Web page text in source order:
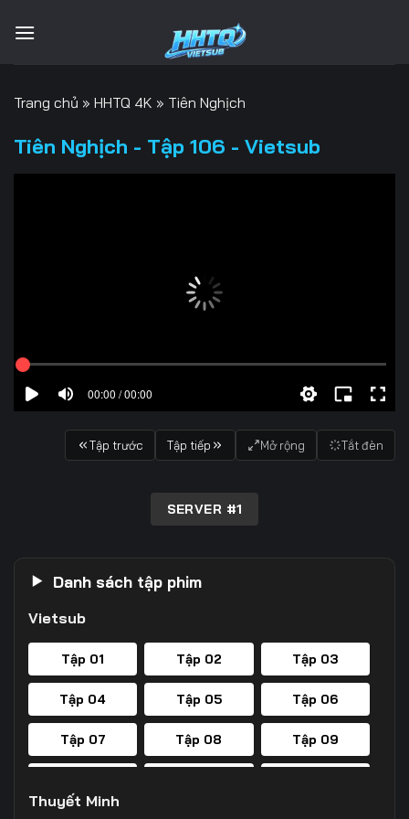
qua
Trang chủ » HHTQ 4K » Tiên Nghịch
Tiên Nghịch - Tập 106 - Vietsub
00:00 / 00:00
Tập trước Tập tiếp Mở rộng Tắt đèn
SERVER #1
Danh sách tập phim
Vietsub
Tập 01 Tập 02 Tập 03
Tập 04 Tập 05 Tập 06
Tập 07 Tập 08 Tập 09
Thuyết Minh